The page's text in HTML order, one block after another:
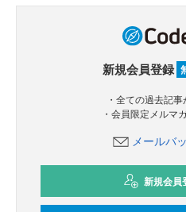
新規会員登録
・全ての過去記
・会員限定メルマ
メールバ
新規会員